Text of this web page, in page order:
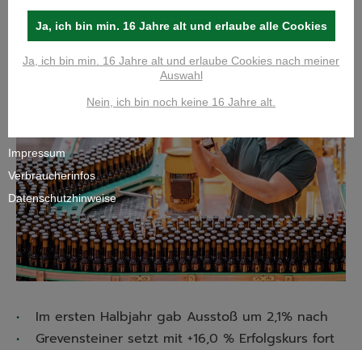
BRAUEREIAUSSTOSS
Im ersten Halbjahr gab Ausstoß um 2,1% nach
Grevensteiner setzt mit +16,0 % Erfolgskurs fort
Ja, ich bin min. 16 Jahre alt und erlaube alle Cookies
Ja, ich bin min. 16 Jahre alt und erlaube Cookies nach meiner
Auswahl
Nein, ich bin noch keine 16 Jahre alt.
Impressum
Verbraucherinfos
Datenschutzhinweise